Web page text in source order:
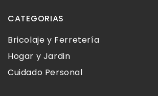
CATEGORIAS
Bricolaje y Ferretería
Hogar y Jardin
Cuidado Personal